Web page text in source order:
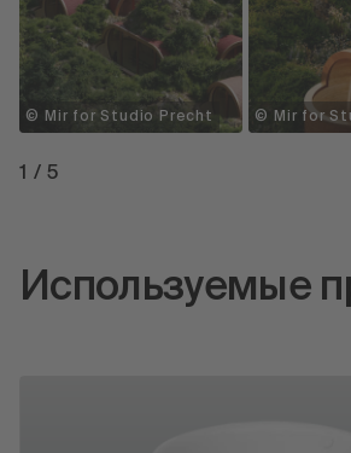
Management
© Mir for Studio Precht © Mir for
1 /5
Используемые